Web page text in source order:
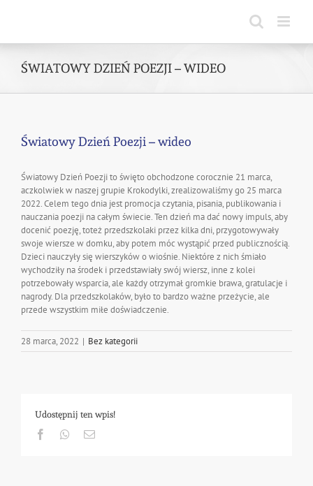
ŚWIATOWY DZIEŃ POEZJI – WIDEO
Światowy Dzień Poezji – wideo
Światowy Dzień Poezji to święto obchodzone corocznie 21 marca,
aczkolwiek w naszej grupie Krokodylki, zrealizowaliśmy go 25 marca
2022. Celem tego dnia jest promocja czytania, pisania, publikowania i
nauczania poezji na całym świecie. Ten dzień ma dać nowy impuls, aby
docenić poezję, toteż przedszkolaki przez kilka dni, przygotowywały
swoje wiersze w domku, aby potem móc wystąpić przed publicznością.
Dzieci nauczyły się wierszyków o wiośnie. Niektóre z nich śmiało
wychodziły na środek i przedstawiały swój wiersz, inne z kolei
potrzebowały wsparcia, ale każdy otrzymał gromkie brawa, gratulacje i
nagrody. Dla przedszkolaków, było to bardzo ważne przeżycie, ale
przede wszystkim miłe doświadczenie.
28 marca, 2022 | Bez kategorii
Udostępnij ten wpis!
FacebookWhatsapp
Email